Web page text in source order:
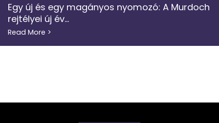
Egy új és egy magányos nyomozó: A Murdoch
rejtélyei új év...
Read More >